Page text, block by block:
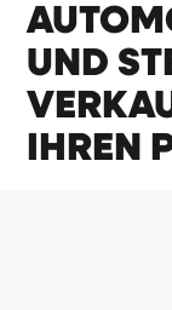
UND
IHREN